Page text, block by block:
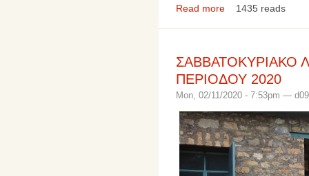
Read more 1435 reads
ΣΑΒΒΑΤΟΚΥΡΙΑΚΟ
ΠΕΡΙΟΔΟΥ 2020
Mon, 02/11/2020 - 7:53pm —